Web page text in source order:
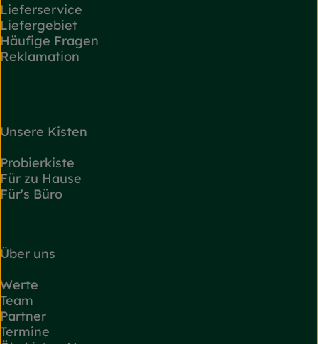
Lieferservice
Liefergebiet
Häufige Fragen
Reklamation
Unsere Kisten
Probierkiste
Für zu Hause
Für's Büro
Über uns
Werte
Team
Partner
Termine